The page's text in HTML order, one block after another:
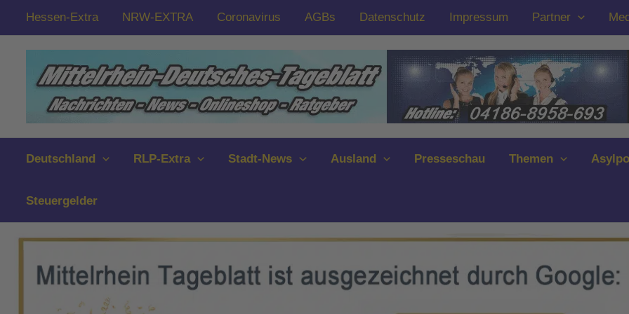
Zum
springen
Hessen-Extra NRW-EXTRA Coronavirus AGBs Datenschutz Impressum Partner
Deutschland RLP-Extra Stadt-News Ausland Presseschau Themen
Steuergelder